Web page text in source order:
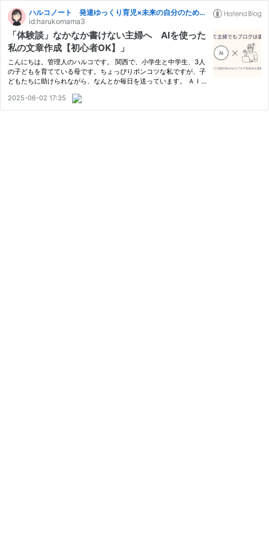
ハルコノート 発達ゆっくり育児×未来の自分のための小さな収入づくり
id:harukomama3
「体験談」なかなか書けない主婦へ AIを使った
私の文章作成【初心者OK】」
こんにちは。管理人のハルコです。 関西で、小学生と中学生、3人
の子どもを育てている母です。ちょっぴりポンコツな私ですが、子
どもたちに助けられながら、なんとか毎日を送っています。 ＡＩ
信がない…」「書く時間がとれない…」そんなふうに思っていた私
が…
2025-06-02 17:35